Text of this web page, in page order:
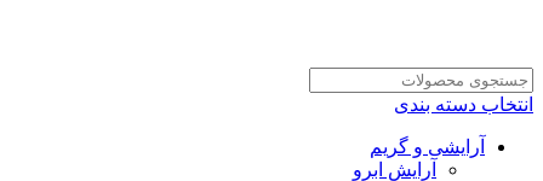
انتخاب دسته بندی
آرایشی و گریم
آرایش ابرو